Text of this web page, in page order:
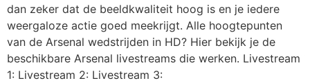
dan zeker dat de beeldkwaliteit hoog is en je iedere
weergaloze actie goed meekrijgt. Alle hoogtepunten
van de Arsenal wedstrijden in HD? Hier bekijk je de
beschikbare Arsenal livestreams die werken. Livestream
1: Livestream 2: Livestream 3: